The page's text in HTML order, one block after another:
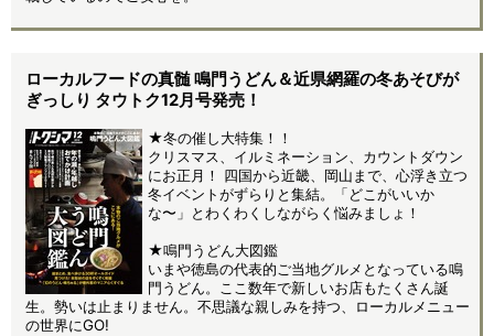
ローカルフードの真髄 鳴門うどん＆近県網羅の冬あそびが
ぎっしり タウトク12月号発売！
★冬の催し大特集！！
クリスマス、イルミネーション、カウントダウン
にお正月！ 四国から近畿、岡山まで、心浮き立つ
冬イベントがずらりと集結。「どこがいいか
な〜」とわくわくしながらく悩みましょ！
★鳴門うどん大図鑑
いまや徳島の代表的ご当地グルメとなっている鳴
門うどん。ここ数年で新しいお店もたくさん誕
生。勢いは止まりません。不思議な親しみを持つ、ローカルメニュー
の世界にGO!